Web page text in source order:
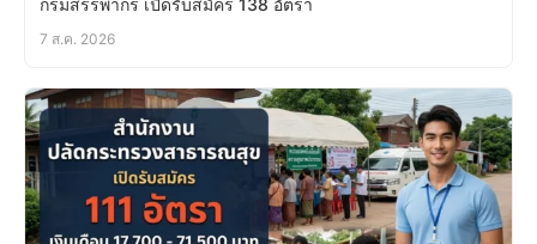
กรมสรรพากร เปิดรับสมัคร 138 อัตรา
7 ส.ค. 2026